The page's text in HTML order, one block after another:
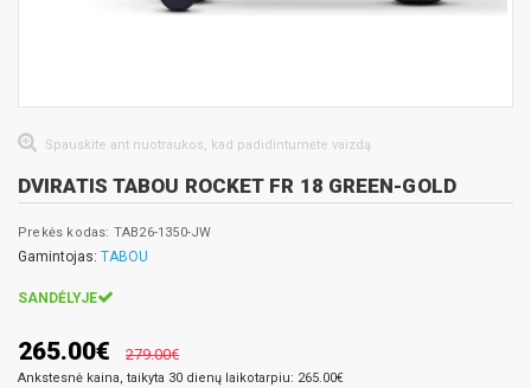
Spauskite ant nuotraukos, kad padidintumėte vaizdą
DVIRATIS TABOU ROCKET FR 18 GREEN-GOLD
Prekės kodas: TAB26-1350-JW
Gamintojas: TABOU
SANDĖLYJE
265.00€ 279.00€
Ankstesnė kaina, taikyta 30 dienų laikotarpiu: 265.00€